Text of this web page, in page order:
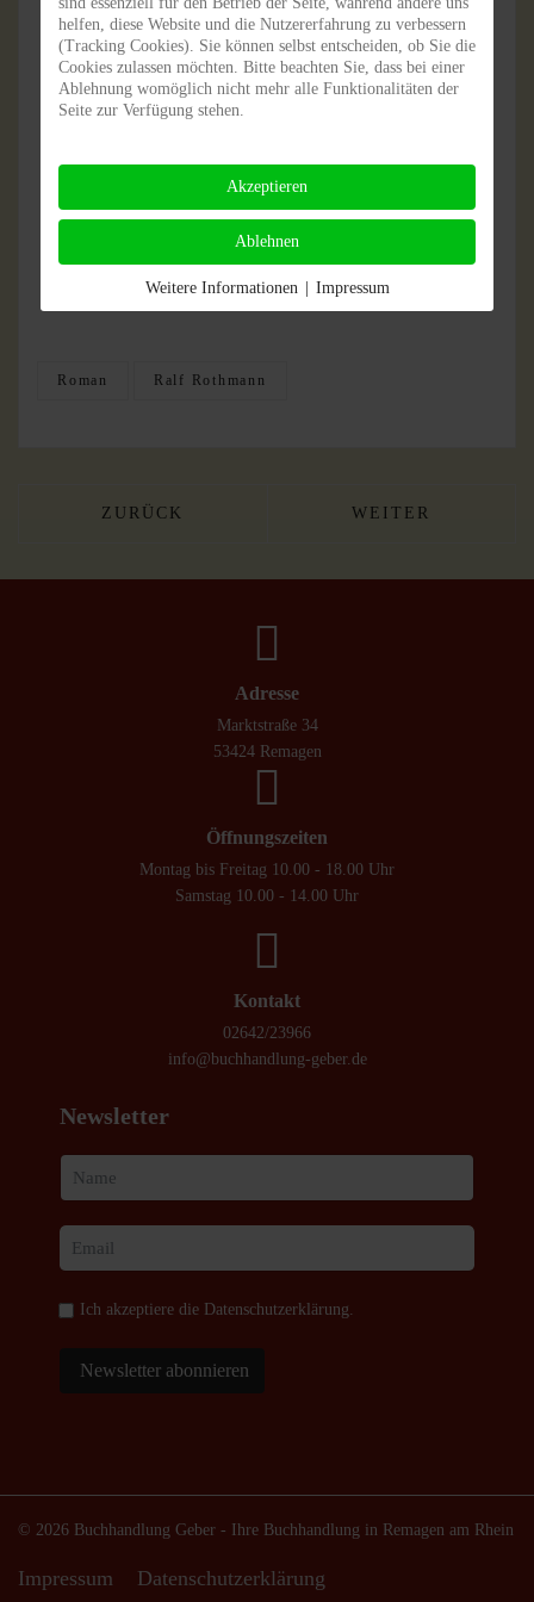
Recht sagen lässt: »Ich hab alles erlebt.«
Roman Ralf Rothmann
VORHERIGER BEITRAG: STAN
ZURÜCK NÄCHSTER
WEITER
Adresse
Marktstraße 34
53424 Remagen
Öffnungszeiten
Montag bis Freitag 10.00 - 18.00 Uhr
Samstag 10.00 - 14.00 Uhr
Kontakt
02642/23966
info@buchhandlung-geber.de
Newsletter
Ich akzeptiere die Datenschutzerklärung.
Newsletter abonnieren
© 2026 Buchhandlung Geber - Ihre Buchhandlung in Remagen am Rhein
Impressum Datenschutzerklärung
helfen, diese Website und die Nutzererfahrung zu verbessern
(Tracking Cookies). Sie können selbst entscheiden, ob Sie die
Cookies zulassen möchten. Bitte beachten Sie, dass bei einer
Ablehnung womöglich nicht mehr alle Funktionalitäten der
Seite zur Verfügung stehen.
Akzeptieren
Ablehnen
Weitere Informationen Impressum